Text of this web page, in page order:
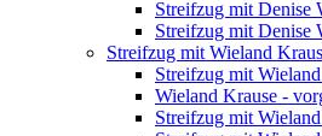
Streifzug mit Denise
Streifzug mit Denise
Streifzug mit Wieland
Streifzug mit
Wieland Krause -
Streifzug mit